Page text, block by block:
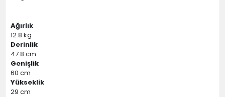
Ağırlık
12.8 kg
Derinlik
47.8 cm
Genişlik
60 cm
Yükseklik
29 cm